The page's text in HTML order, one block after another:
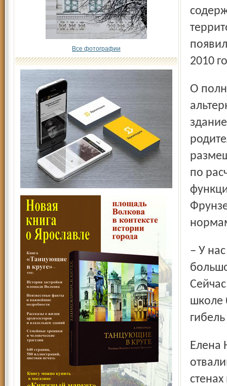
Все фотографии
2010
О полном закрытии школы речи не идёт – в качестве
по
– У нас не только школа, но и детский сад – нужен
школе
Елена Юрьевна показывает фотографии «интерьеров» –